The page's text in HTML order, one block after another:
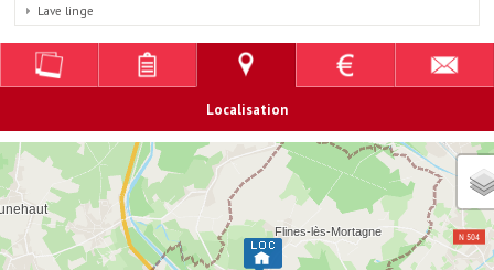
Lave linge
Localisation